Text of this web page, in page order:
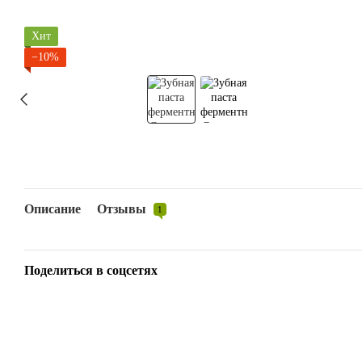
Хит
−10%
Описание Отзывы 1
Поделиться в соцсетях